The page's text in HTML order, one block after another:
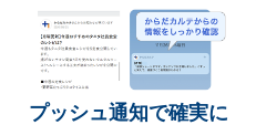
プッシュ通知で確実に